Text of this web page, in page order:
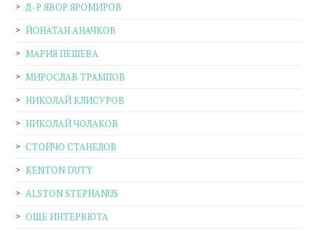
Д-Р ЯВОР ЯРОМИРОВ
ЙОНАТАН АНАЧКОВ
МАРИЯ ПЕШЕВА
МИРОСЛАВ ТРАМПОВ
НИКОЛАЙ КЛИСУРОВ
НИКОЛАЙ ЧОЛАКОВ
СТОЙЧО СТАНЕЛОВ
KENTON DUTY
ALSTON STEPHANUS
ОЩЕ ИНТЕРВЮТА